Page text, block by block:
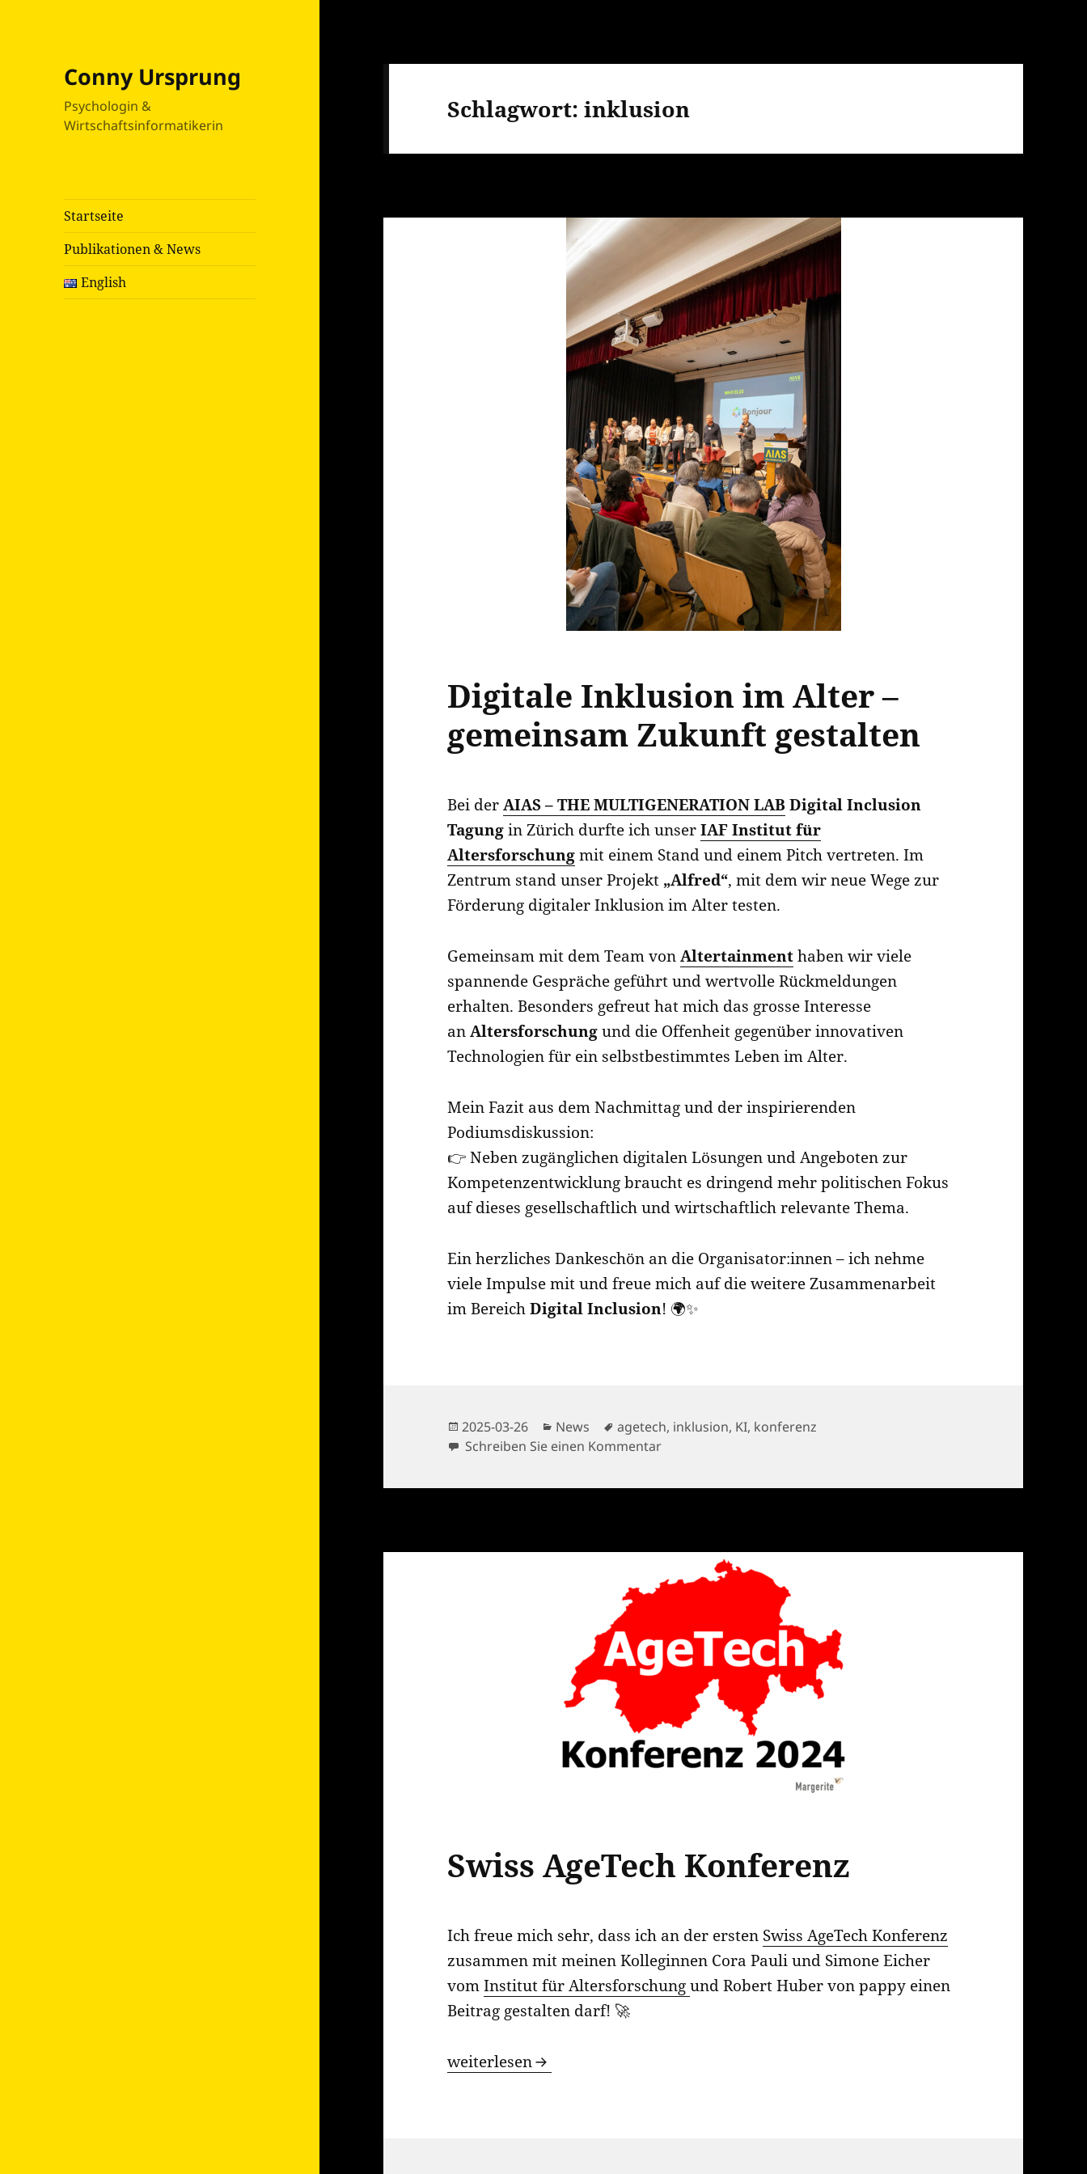
Conny Ursprung
Psychologin &
Wirtschaftsinformatikerin
Startseite
Publikationen & News
English
Schlagwort:inklusion
Digitale Inklusion im Alter –
gemeinsam Zukunft gestalten
Bei derAIAS – THE MULTIGENERATION LAB Digital Inclusion
Tagungin Zürich durfte ich unserIAF Institut für
Altersforschungmit einem Stand und einem Pitch vertreten. Im
Zentrum stand unser Projekt „Alfred“, mit dem wir neue Wege zur
Förderung digitaler Inklusion im Alter testen.
Gemeinsam mit dem Team vonAltertainmenthaben wir viele
spannende Gespräche geführt und wertvolle Rückmeldungen
erhalten. Besonders gefreut hat mich das grosse Interesse
anAltersforschungund die Offenheit gegenüber innovativen
Technologien für ein selbstbestimmtes Leben im Alter.
Mein Fazit aus dem Nachmittag und der inspirierenden
Podiumsdiskussion:
👉 Neben zugänglichen digitalen Lösungen und Angeboten zur
Kompetenzentwicklung braucht es dringend mehr politischen Fokus
auf dieses gesellschaftlich und wirtschaftlich relevante Thema.
Ein herzliches Dankeschön an die Organisator:innen – ich nehme
viele Impulse mit und freue mich auf die weitere Zusammenarbeit
im BereichDigital Inclusion! 🌍✨
Veröffentlicht
am
2025-03-26 Kategorien
News Tags
agetech, inklusion, KI, konferenz
Schreiben Sie einen Kommentarzu Digitale Inklusion im Alter – gemeinsam Zukunft gestalten
Swiss AgeTech Konferenz
Ich freue mich sehr, dass ich an der ersten Swiss AgeTech Konferenz
zusammen mit meinen Kolleginnen Cora Pauli und Simone Eicher
vomInstitut für Altersforschungund Robert Huber von pappy einen
Beitrag gestalten darf! 🚀
Swiss AgeTech Konferenz
weiterlesen